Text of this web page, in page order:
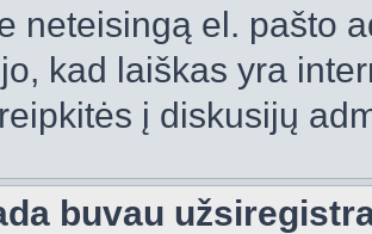
neteisingą el. pašto
kad laiškas yra
į diskusijų
buvau